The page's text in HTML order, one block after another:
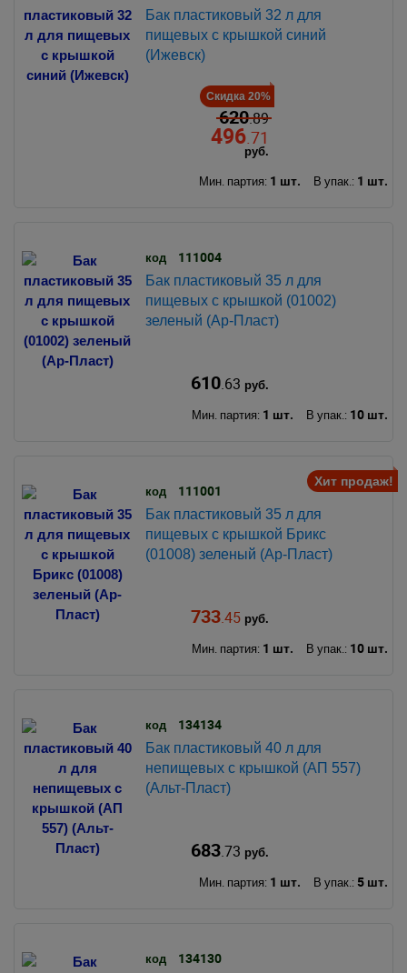
Бак пластиковый 32 л для
пищевых с крышкой синий
(Ижевск)
Скидка 20%
620.89
496.71
руб.
Мин. партия: 1 шт. В упак.: 1 шт.
код 111004
Бак пластиковый 35 л для
пищевых с крышкой (01002)
зеленый (Ар-Пласт)
610.63 руб.
Мин. партия: 1 шт. В упак.: 10 шт.
Хит продаж!
код 111001
Бак пластиковый 35 л для
пищевых с крышкой Брикс
(01008) зеленый (Ар-Пласт)
733.45руб.
Мин. партия: 1 шт. В упак.: 10 шт.
код 134134
Бак пластиковый 40 л для
непищевых с крышкой (АП 557)
(Альт-Пласт)
683.73 руб.
Мин. партия: 1 шт. В упак.: 5 шт.
код 134130